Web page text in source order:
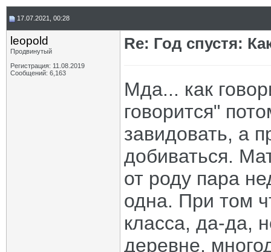
17.07.2021, 00:28
leopold
Продвинутый
Регистрация: 11.08.2019
Сообщений: 6,163
Re: Год спустя:
Мда... как
говорится"
завидовать, а
добиваться.
от роду пара
одна. При том
класса, да-да,
деревне,